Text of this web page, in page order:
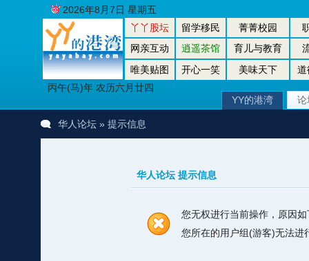
丫丫股坛 留学移民 菁菁校园
网亲互动
逍遥茶馆 育儿与教育
唯美贴图
开心一笑 美味天下
道
丙午(马)年 农历六月廿四
2026年8月7日 星期五
YY的港湾 论
华人论坛» 提示信息
华人论坛 提示信息
您无权进行当前操作，原因如
您所在的用户组(游客)无法进